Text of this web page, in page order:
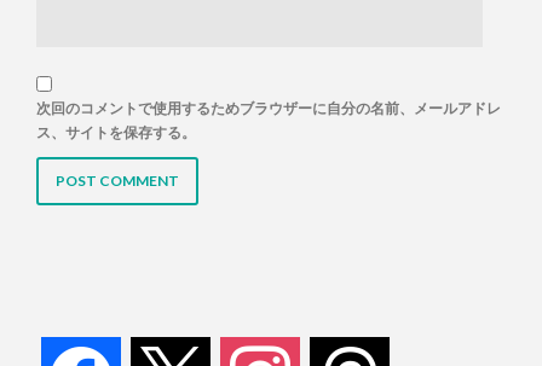
次回のコメントで使用するためブラウザーに自分の名前、メールアドレ
ス、サイトを保存する。
facebook instagram threads